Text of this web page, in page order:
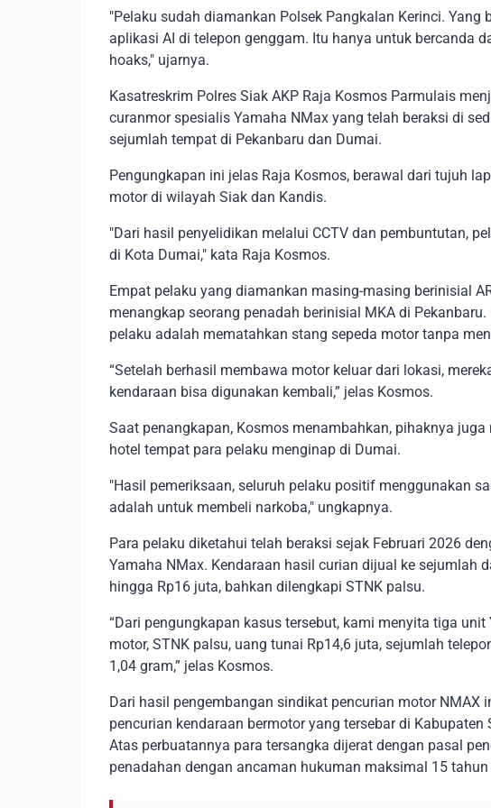
"Pelaku sudah diamankan Polsek Pangkalan Kerinci. Yang
aplikasi AI di telepon genggam. Itu hanya untuk bercanda
hoaks," ujarnya.
Kasatreskrim Polres Siak AKP Raja Kosmos Parmulais
curanmor spesialis Yamaha NMax yang telah beraksi di
sejumlah tempat di Pekanbaru dan Dumai.
Pengungkapan ini jelas Raja Kosmos, berawal dari tujuh
motor di wilayah Siak dan Kandis.
"Dari hasil penyelidikan melalui CCTV dan pembuntutan,
di Kota Dumai," kata Raja Kosmos.
Empat pelaku yang diamankan masing-masing berinisial
menangkap seorang penadah berinisial MKA di
pelaku adalah mematahkan stang sepeda motor tanpa
“Setelah berhasil membawa motor keluar dari lokasi,
kendaraan bisa digunakan kembali,” jelas Kosmos.
Saat penangkapan, Kosmos menambahkan, pihaknya
hotel tempat para pelaku menginap di Dumai.
"Hasil pemeriksaan, seluruh pelaku positif menggunakan
adalah untuk membeli narkoba," ungkapnya.
Para pelaku diketahui telah beraksi sejak Februari 2026
Yamaha NMax. Kendaraan hasil curian dijual ke sejumlah
hingga Rp16 juta, bahkan dilengkapi STNK palsu.
“Dari pengungkapan kasus tersebut, kami menyita tiga unit
motor, STNK palsu, uang tunai Rp14,6 juta, sejumlah
1,04 gram,” jelas Kosmos.
Dari hasil pengembangan sindikat pencurian motor NMAX
pencurian kendaraan bermotor yang tersebar di Kabupaten
Atas perbuatannya para tersangka dijerat dengan pasal
penadahan dengan ancaman hukuman maksimal 15